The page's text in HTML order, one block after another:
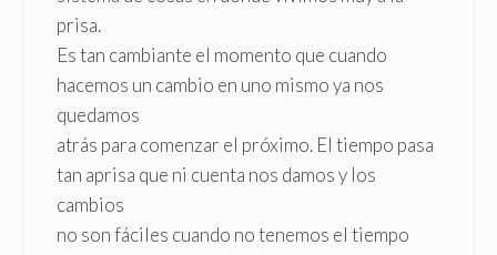
prisa.
Es tan cambiante el momento que cuando
hacemos un cambio en uno mismo ya nos
quedamos
atrás para comenzar el próximo. El tiempo pasa
tan aprisa que ni cuenta nos damos y los
cambios
no son fáciles cuando no tenemos el tiempo